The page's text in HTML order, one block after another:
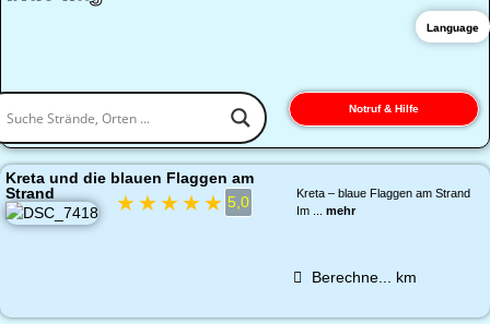
Notruf & Hilfe
Kreta und die blauen Flaggen am
Strand
★★★★★ 5,0
Kreta – blaue Flaggen am Strand
Im ... mehr
Berechne... km
Language